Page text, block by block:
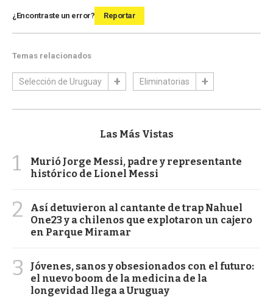
¿Encontraste un error? Reportar
Temas relacionados
Selección de Uruguay Eliminatorias
Las Más Vistas
1
Murió Jorge Messi, padre y representante
histórico de Lionel Messi
2
Así detuvieron al cantante de trap Nahuel
One23 y a chilenos que explotaron un cajero
en Parque Miramar
3
Jóvenes, sanos y obsesionados con el futuro:
el nuevo boom de la medicina de la
longevidad llega a Uruguay